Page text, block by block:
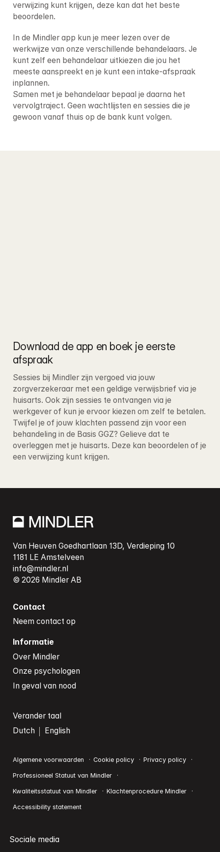
verwijzing kunt krijgen, deze kan dat het beste
beoordelen.
In de Mindler app kun je meer lezen over de
werkwijze van onze verschillende behandelaars. Je
kunt zelf een behandelaar uitkiezen die jou het
meeste aanspreekt en je kunt een intake-afspraak
inplannen.
Samen met je behandelaar bepaal je daarna het
vervolgtraject. Geen wachtlijsten en sessies die je
gewoon vanaf thuis op de bank kunt volgen.
Download de app en boek je eerste
afspraak
Sessies bij Mindler zijn vergoed via jouw
zorgverzekeraar met een geldige verwijsbrief via je
huisarts. Ook zijn sessies te ontvangen via je
werkgever of kun je ervoor kiezen om zelf te betalen.
Twijfel je of jouw klachten passend zijn voor een
behandeling in de Basis GGZ? Gelieve dat te
overleggen met je huisarts. Deze kan beoordelen of je
een verwijzing kunt krijgen.
Van Heuven Goedhartlaan 13D, Verdieping 10
1181 LE Amstelveen
info@mindler.nl
Contact
Neem contact op
Informatie
Over Mindler
Onze psychologen
In geval van nood
Verander taal
Dutch
English
Algemene voorwaarden Cookie policy Privacy policy
Professioneel Statuut van Mindler
Kwaliteitsstatuut van Mindler Klachtenprocedure Mindler
Accessibility statement
Sociale media